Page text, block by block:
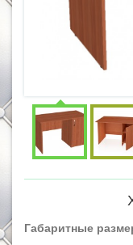
Габаритные